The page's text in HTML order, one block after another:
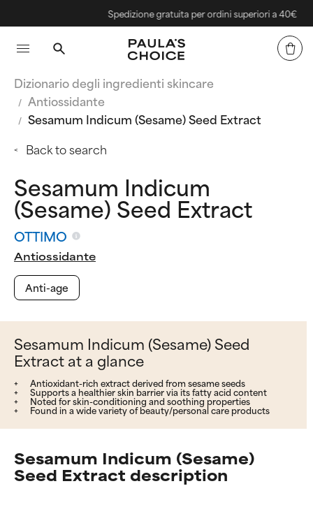
Spedizione gratuita per ordini superiori a 40€
Dizionario degli ingredienti skincare
Antiossidante
Sesamum Indicum (Sesame) Seed Extract
Back to search
Sesamum Indicum
(Sesame) Seed Extract
OTTIMO
Antiossidante
Anti-age
Sesamum Indicum (Sesame) Seed
Extract at a glance
Antioxidant-rich extract derived from sesame seeds
Supports a healthier skin barrier via its fatty acid content
Noted for skin-conditioning and soothing properties
Found in a wide variety of beauty/personal care products
Sesamum Indicum (Sesame)
Seed Extract description